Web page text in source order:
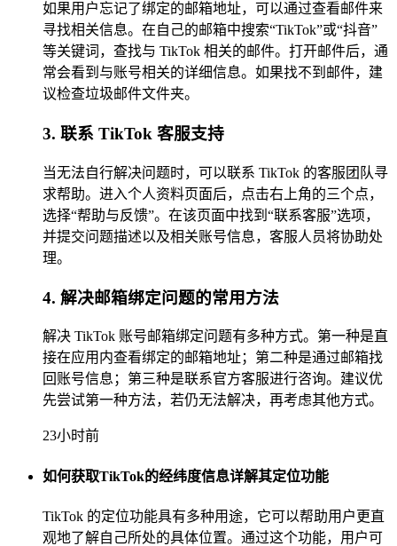
如果用户忘记了绑定的邮箱地址，可以通过查看邮件来
寻找相关信息。在自己的邮箱中搜索“TikTok”或“抖音”
等关键词，查找与 TikTok 相关的邮件。打开邮件后，通
常会看到与账号相关的详细信息。如果找不到邮件，建
议检查垃圾邮件文件夹。
3. 联系 TikTok 客服支持
当无法自行解决问题时，可以联系 TikTok 的客服团队寻
求帮助。进入个人资料页面后，点击右上角的三个点，
选择“帮助与反馈”。在该页面中找到“联系客服”选项，
并提交问题描述以及相关账号信息，客服人员将协助处
理。
4. 解决邮箱绑定问题的常用方法
解决 TikTok 账号邮箱绑定问题有多种方式。第一种是直
接在应用内查看绑定的邮箱地址；第二种是通过邮箱找
回账号信息；第三种是联系官方客服进行咨询。建议优
先尝试第一种方法，若仍无法解决，再考虑其他方式。
23小时前
如何获取TikTok的经纬度信息详解其定位功能
TikTok 的定位功能具有多种用途，它可以帮助用户更直
观地了解自己所处的具体位置。通过这个功能，用户可